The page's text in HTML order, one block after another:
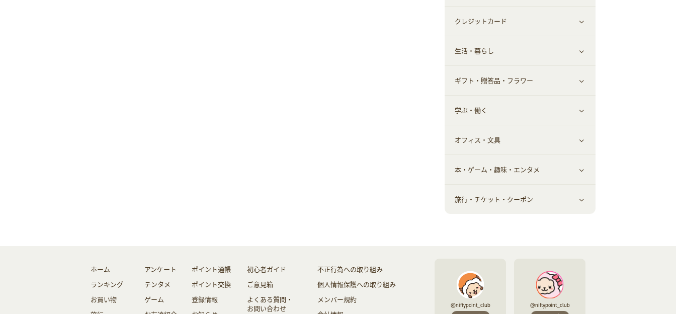
小物・かばん
スーツ・フォーマル
お酒
食材宅配
メイクアップ
ヘアケア
メンズ美容
美容・ダイエット用品
脱毛用品
美容食品
健康食品｜青汁・飲料
健康食品｜乳酸菌・ケフィア
健康食品｜その他
スポーツ・フィットネス
日用品・薬局・からだ
すべて見る
家電・パソコン・ソフトウェア
スマホ・携帯電話・SIM
クレジットカード
すべて見る
クレジットカード
生活・暮らし
すべて見る
車情報・カーシェア・レンタル
お役立ち
生活雑貨・家具インテリア
赤ちゃん・こども・マタニティ
ギフト・贈答品・フラワー
すべて見る
ギフト・贈答品
フラワー
学ぶ・働く
すべて見る
習い事・学習・学校
オフィス・文具
すべて見る
オフィス・文具
本・ゲーム・趣味・エンタメ
すべて見る
本
旅行・チケット・クーポン
チケット・クーポン・チラシ
ホーム
ランキング
お買い物
アンケート
テンタメ
ゲーム
ポイント通帳
ポイント交換
登録情報
初心者ガイド
ご意見箱
よくある質問・
お問い合わせ
不正行為への取り組み
個人情報保護への取り組み
メンバー規約
@niftypoint_club @niftypoint_club